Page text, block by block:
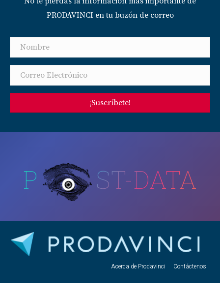
PRODAVINCI en tu buzón de correo
¡Suscríbete!
P ST-DATA
Acerca de Prodavinci Contáctenos